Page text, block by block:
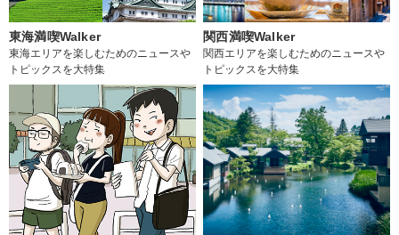
東海満喫Walker
東海エリアを楽しむためのニュースや
トピックスを大特集
関西満喫Walker
関西エリアを楽しむためのニュースや
トピックスを大特集